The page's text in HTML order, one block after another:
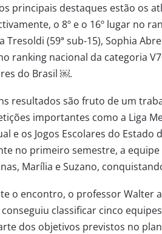
principais destaques estão os
o 8º e o 16º lugar no
Tresoldi (59ª sub-15), Sophia
ranking nacional da categoria
do Brasil ￼.
resultados são fruto de um
importantes como a Liga
e os Jogos Escolares do Estado
no primeiro semestre, a
Marília e Suzano,
o encontro, o professor Walter
classificar cinco
dos objetivos previstos no
HOMENAGEM 3 de julho de 2026
ENGENHEIRO COELHO
DA SOLENIDADE DE